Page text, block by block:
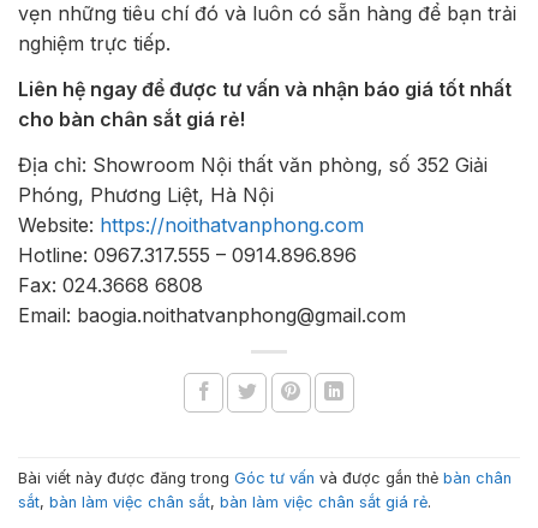
vẹn những tiêu chí đó và luôn có sẵn hàng để bạn trải
nghiệm trực tiếp.
Liên hệ ngay để được tư vấn và nhận báo giá tốt nhất
cho bàn chân sắt giá rẻ!
Địa chỉ: Showroom Nội thất văn phòng, số 352 Giải
Phóng, Phương Liệt, Hà Nội
Website: https://noithatvanphong.com
Hotline: 0967.317.555 – 0914.896.896
Fax: 024.3668 6808
Email: baogia.noithatvanphong@gmail.com
Bài viết này được đăng trong Góc tư vấn và được gắn thẻ bàn chân
sắt, bàn làm việc chân sắt, bàn làm việc chân sắt giá rẻ.